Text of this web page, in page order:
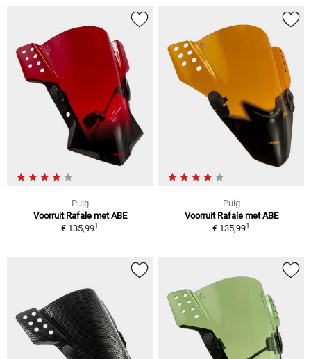
Puig
Voorruit Rafale met ABE
€ 135,991
Puig
Voorruit Rafale met ABE
€ 135,991